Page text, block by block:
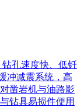
孔速度快、低钎
冲减震系统，高
凿岩机与油路影
钻具易损件便用